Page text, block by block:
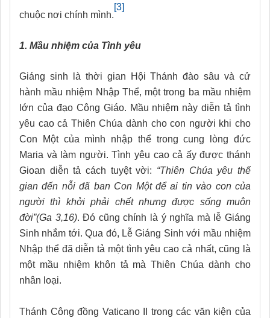
chuộc nơi chính mình.
[3]
1. Mầu nhiệm của Tình yêu
Giáng sinh là thời gian Hội Thánh đào sâu và cử
hành mầu nhiệm Nhập Thể, một trong ba mầu nhiệm
lớn của đạo Công Giáo. Mầu nhiệm này diễn tả tình
yêu cao cả Thiên Chúa dành cho con người khi cho
Con Một của mình nhập thể trong cung lòng đức
Maria và làm người. Tình yêu cao cả ấy được thánh
Gioan diễn tả cách tuyệt vời: “Thiên Chúa yêu thế
gian đến nỗi đã ban Con Một để ai tin vào con của
người thì khởi phải chết nhưng được sống muôn
đời”(Ga 3,16). Đó cũng chính là ý nghĩa mà lễ Giáng
Sinh nhắm tới. Qua đó, Lễ Giáng Sinh với mầu nhiệm
Nhập thể đã diễn tả một tình yêu cao cả nhất, cũng là
một mầu nhiệm khôn tả mà Thiên Chúa dành cho
nhân loại.
Thánh Công đồng Vaticano II trong các văn kiện của